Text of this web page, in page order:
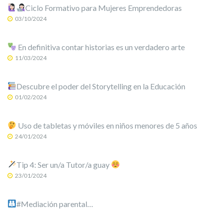
Ciclo Formativo para Mujeres Emprendedoras
03/10/2024
En definitiva contar historias es un verdadero arte
11/03/2024
Descubre el poder del Storytelling en la Educación
01/02/2024
Uso de tabletas y móviles en niños menores de 5 años
24/01/2024
Tip 4: Ser un/a Tutor/a guay
23/01/2024
#Mediación parental…